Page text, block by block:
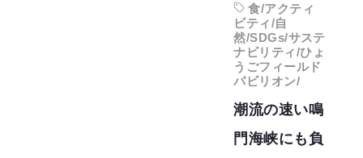
食/アクティ
ビティ/自
然/SDGs/サステ
ナビリティ/ひょ
うごフィールド
パビリオン/
潮流の速い鳴
門海峡にも負